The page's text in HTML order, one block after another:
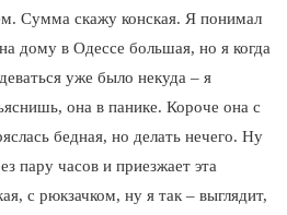
Сумма скажу конская. Я понимал
дому в Одессе большая, но я когда
уже было некуда – я
она в панике. Короче она с
бедная, но делать нечего. Ну
пару часов и приезжает эта
с рюкзачком, ну я так – выглядит,